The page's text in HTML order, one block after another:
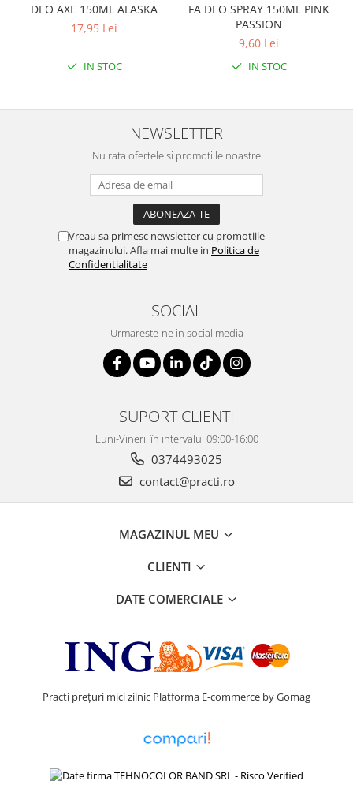
DEO AXE 150ML ALASKA
17,95 Lei
IN STOC
FA DEO SPRAY 150ML PINK
PASSION
9,60 Lei
IN STOC
NEWSLETTER
Nu rata ofertele si promotiile noastre
Vreau sa primesc newsletter cu promotiile
magazinului. Afla mai multe in Politica de
Confidentialitate
SOCIAL
Urmareste-ne in social media
SUPORT CLIENTI
Luni-Vineri, în intervalul 09:00-16:00
0374493025
contact@practi.ro
MAGAZINUL MEU
CLIENTI
DATE COMERCIALE
Practi prețuri mici zilnic Platforma E-commerce by Gomag